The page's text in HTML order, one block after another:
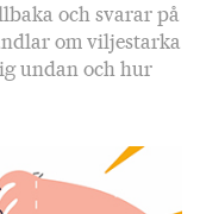
och svarar på
om viljestarka
undan och hur